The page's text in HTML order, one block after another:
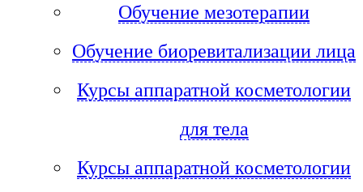
Обучение мезотерапии
Обучение биоревитализации лица
Курсы аппаратной косметологии
для тела
Курсы аппаратной косметологии